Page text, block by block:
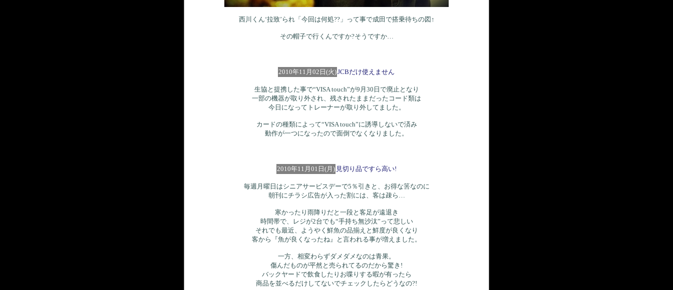
西川くん‘拉致’られ「今回は何処??」って事で成田で搭乗待ちの図↑
その帽子で行くんですか?そうですか…
2010年11月02日(火)JCBだけ使えません
生協と提携した事で“VISA touch”が9月30日で廃止となり
一部の機器が取り外され、残されたままだったコード類は
今日になってトレーナーが取り外してました。
カードの種類によって“VISA touch”に誘導しないで済み
動作が一つになったので面倒でなくなりました。
2010年11月01日(月) 見切り品ですら高い!
毎週月曜日はシニアサービスデーで5％引きと、お得な筈なのに
朝刊にチラシ広告が入った割には、客は疎ら…
寒かったり雨降りだと一段と客足が遠退き
時間帯で、レジが2台でも“手持ち無沙汰”って悲しい
それでも最近、ようやく鮮魚の品揃えと鮮度が良くなり
客から『魚が良くなったね』と言われる事が増えました。
一方、相変わらずダメダメなのは青果。
傷んだものが平然と売られてるのだから驚き!
バックヤードで飲食したりお喋りする暇が有ったら
商品を並べるだけしてないでチェックしたらどうなの?!